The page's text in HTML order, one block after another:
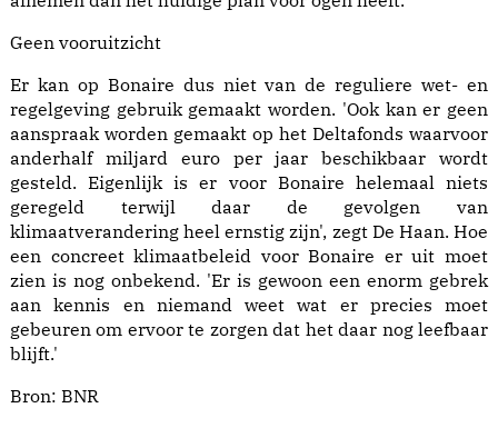
Geen vooruitzicht
Er kan op Bonaire dus niet van de reguliere wet- en
regelgeving gebruik gemaakt worden. 'Ook kan er geen
aanspraak worden gemaakt op het Deltafonds waarvoor
anderhalf miljard euro per jaar beschikbaar wordt
gesteld. Eigenlijk is er voor Bonaire helemaal niets
geregeld terwijl daar de gevolgen van
klimaatverandering heel ernstig zijn', zegt De Haan. Hoe
een concreet klimaatbeleid voor Bonaire er uit moet
zien is nog onbekend. 'Er is gewoon een enorm gebrek
aan kennis en niemand weet wat er precies moet
gebeuren om ervoor te zorgen dat het daar nog leefbaar
blijft.'
Bron: BNR